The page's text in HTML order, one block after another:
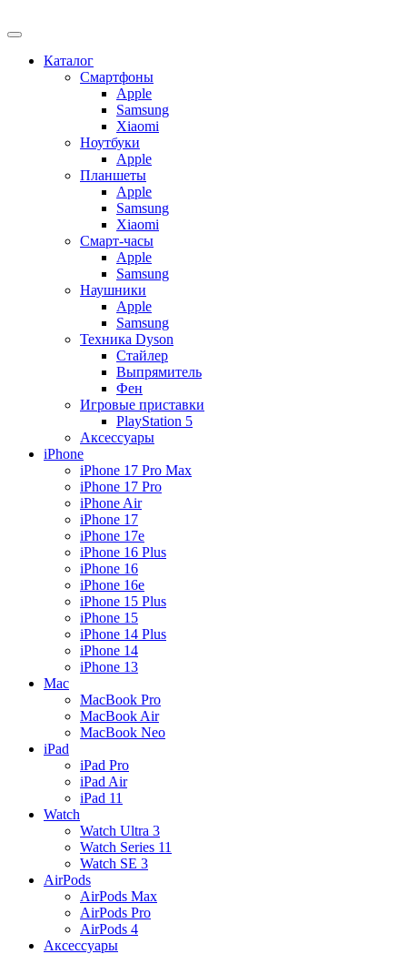
Каталог
Смартфоны
Apple
Samsung
Xiaomi
Ноутбуки
Apple
Планшеты
Apple
Samsung
Xiaomi
Смарт-часы
Apple
Samsung
Наушники
Apple
Samsung
Техника Dyson
Стайлер
Выпрямитель
Фен
Игровые приставки
PlayStation 5
Аксессуары
iPhone
iPhone 17 Pro Max
iPhone 17 Pro
iPhone Air
iPhone 17
iPhone 17e
iPhone 16 Plus
iPhone 16
iPhone 16e
iPhone 15 Plus
iPhone 15
iPhone 14 Plus
iPhone 14
iPhone 13
Mac
MacBook Pro
MacBook Air
MacBook Neo
iPad
iPad Pro
iPad Air
iPad 11
Watch
Watch Ultra 3
Watch Series 11
Watch SE 3
AirPods
AirPods Max
AirPods Pro
AirPods 4
Аксессуары